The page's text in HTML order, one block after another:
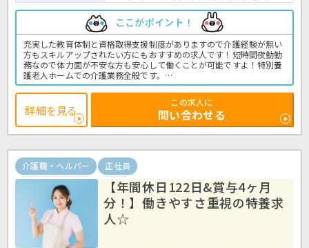
ここがポイント！
充実した教育体制と資格取得支援制度がありますので介護経験が無い
方もスキルアップされたい方にもおすすめの求人です！短時間夜勤勤
務なので体力面が不安な方も安心して働くことが可能ですよ！特別養
護老人ホームでの介護業務全般です。
＜介護職 正職員 特別養護老人ホームの求人＞
詳細を見る
この求人に
問い合わせる
介護職・ヘルパー 正社員
【年間休日122日&賞与4ヶ月
分！】働きやすさ重視の特養求
人☆